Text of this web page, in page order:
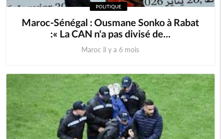
POLITIQUE
Maroc-Sénégal : Ousmane Sonko à Rabat
:« La CAN n'a pas divisé de...
Maroc il y a 6 mois